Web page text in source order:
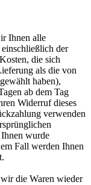
Ihnen alle
der
die sich
als die von
haben),
ab dem Tag
Widerruf dieses
verwenden
Ihnen wurde
Fall werden Ihnen
die Waren wieder